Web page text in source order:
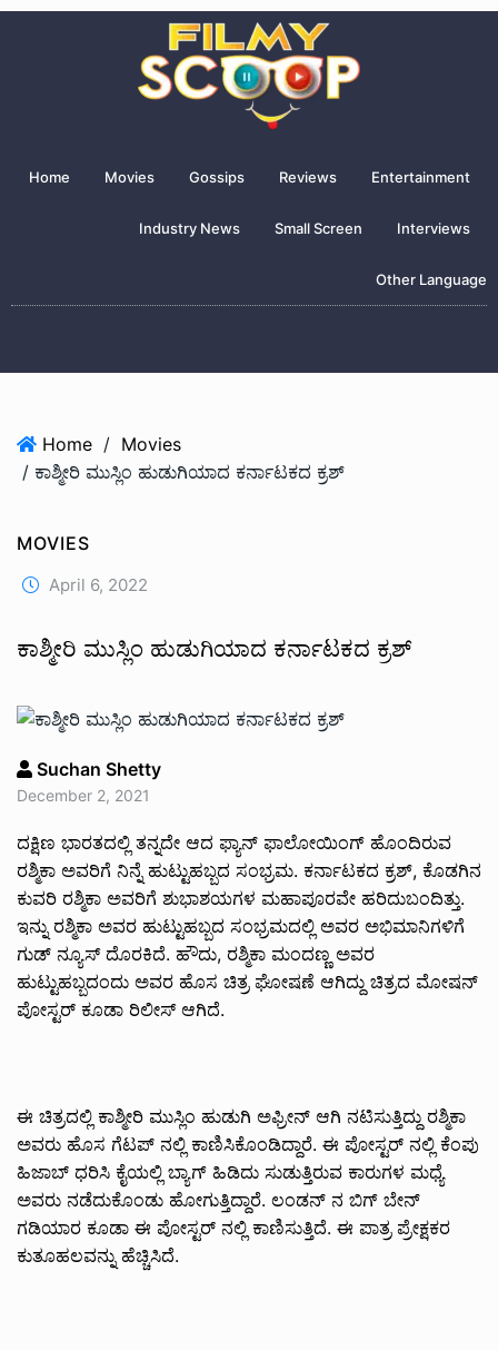
Home Movies Gossips Reviews Entertainment
Industry News Small Screen Interviews
Other Language
Home / Movies
/ ಕಾಶ್ಮೀರಿ ಮುಸ್ಲಿಂ ಹುಡುಗಿಯಾದ ಕರ್ನಾಟಕದ ಕ್ರಶ್
MOVIES
April 6, 2022
ಕಾಶ್ಮೀರಿ ಮುಸ್ಲಿಂ ಹುಡುಗಿಯಾದ ಕರ್ನಾಟಕದ ಕ್ರಶ್
Suchan Shetty
December 2, 2021
ದಕ್ಷಿಣ ಭಾರತದಲ್ಲಿ ತನ್ನದೇ ಆದ ಫ್ಯಾನ್ ಫಾಲೋಯಿಂಗ್ ಹೊಂದಿರುವ
ರಶ್ಮಿಕಾ ಅವರಿಗೆ ನಿನ್ನೆ ಹುಟ್ಟುಹಬ್ಬದ ಸಂಭ್ರಮ. ಕರ್ನಾಟಕದ ಕ್ರಶ್, ಕೊಡಗಿನ
ಕುವರಿ ರಶ್ಮಿಕಾ ಅವರಿಗೆ ಶುಭಾಶಯಗಳ ಮಹಾಪೂರವೇ ಹರಿದುಬಂದಿತ್ತು.
ಇನ್ನು ರಶ್ಮಿಕಾ ಅವರ ಹುಟ್ಟುಹಬ್ಬದ ಸಂಭ್ರಮದಲ್ಲಿ ಅವರ ಅಭಿಮಾನಿಗಳಿಗೆ
ಗುಡ್ ನ್ಯೂಸ್ ದೊರಕಿದೆ‌. ಹೌದು, ರಶ್ಮಿಕಾ ಮಂದಣ್ಣ ಅವರ
ಹುಟ್ಟುಹಬ್ಬದಂದು ಅವರ ಹೊಸ ಚಿತ್ರ ಘೋಷಣೆ ಆಗಿದ್ದು ಚಿತ್ರದ ಮೋಷನ್
ಪೋಸ್ಟರ್ ಕೂಡಾ ರಿಲೀಸ್ ಆಗಿದೆ.
ಈ ಚಿತ್ರದಲ್ಲಿ ಕಾಶ್ಮೀರಿ ಮುಸ್ಲಿಂ ಹುಡುಗಿ ಅಫ್ರೀನ್ ಆಗಿ ನಟಿಸುತ್ತಿದ್ದು ರಶ್ಮಿಕಾ
ಅವರು ಹೊಸ ಗೆಟಪ್ ನಲ್ಲಿ ಕಾಣಿಸಿಕೊಂಡಿದ್ದಾರೆ. ಈ ಪೋಸ್ಟರ್ ನಲ್ಲಿ ಕೆಂಪು
ಹಿಜಾಬ್ ಧರಿಸಿ ಕೈಯಲ್ಲಿ ಬ್ಯಾಗ್ ಹಿಡಿದು ಸುಡುತ್ತಿರುವ ಕಾರುಗಳ ಮಧ್ಯೆ
ಅವರು ನಡೆದುಕೊಂಡು ಹೋಗುತ್ತಿದ್ದಾರೆ. ಲಂಡನ್ ನ ಬಿಗ್ ಬೇನ್
ಗಡಿಯಾರ ಕೂಡಾ ಈ ಪೋಸ್ಟರ್ ನಲ್ಲಿ ಕಾಣಿಸುತ್ತಿದೆ. ಈ ಪಾತ್ರ ಪ್ರೇಕ್ಷಕರ
ಕುತೂಹಲವನ್ನು ಹೆಚ್ಚಿಸಿದೆ.